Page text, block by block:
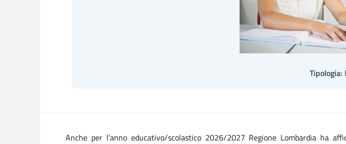
Tipologia:
Anche per l’anno educativo/scolastico 2026/2027 Regione Lombardia ha